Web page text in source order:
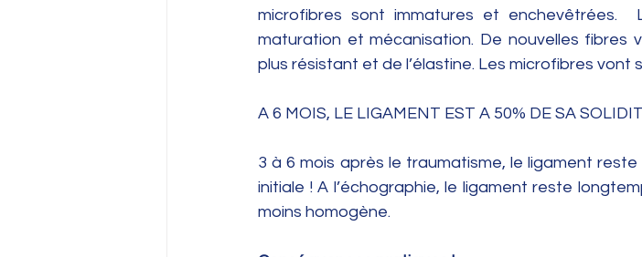
microfibres sont immatures et enchevêtrées.
maturation et mécanisation. De nouvelles fibres
plus résistant et de l’élastine. Les microfibres vont
A 6 MOIS, LE LIGAMENT EST A 50% DE SA SOLIDIT
3 à 6 mois après le traumatisme, le ligament
initiale ! A l’échographie, le ligament reste
moins homogène.